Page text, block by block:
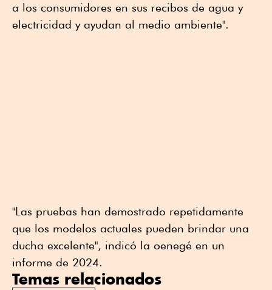
a los consumidores en sus recibos de agua y
electricidad y ayudan al medio ambiente".
"Las pruebas han demostrado repetidamente
que los modelos actuales pueden brindar una
ducha excelente", indicó la oenegé en un
informe de 2024.
Temas relacionados